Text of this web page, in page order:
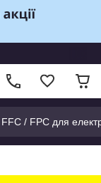
/ FPC для